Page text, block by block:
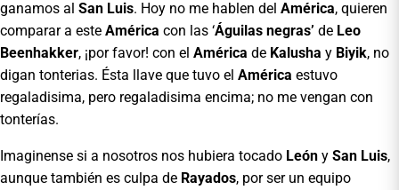
ganamos al San Luis. Hoy no me hablen del América, quieren
comparar a este América con las ‘Águilas negras’ de Leo
Beenhakker, ¡por favor! con el América de Kalusha y Biyik, no
digan tonterias. Ésta llave que tuvo el América estuvo
regaladisima, pero regaladisima encima; no me vengan con
tonterías.
Imaginense si a nosotros nos hubiera tocado León y San Luis,
aunque también es culpa de Rayados, por ser un equipo